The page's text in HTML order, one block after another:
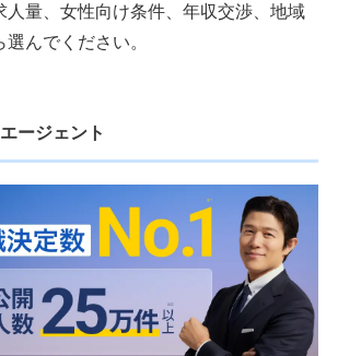
人量、女性向け条件、年収交渉、地域
んでください。
ージェント